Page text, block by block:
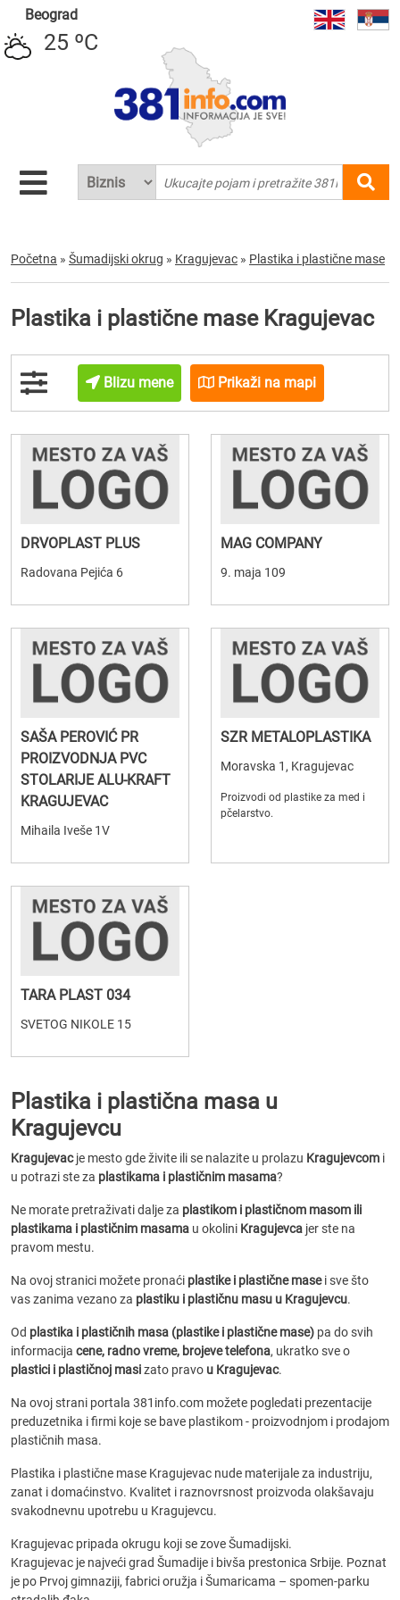
Beograd
25 ºC
Početna » Šumadijski okrug » Kragujevac » Plastika i plastične mase
Plastika i plastične mase Kragujevac
Blizu mene Prikaži na mapi
DRVOPLAST PLUS
Radovana Pejića 6
MAG COMPANY
9. maja 109
SAŠA PEROVIĆ PR
PROIZVODNJA PVC
STOLARIJE ALU-KRAFT
KRAGUJEVAC
Mihaila Iveše 1V
SZR METALOPLASTIKA
Moravska 1, Kragujevac
Proizvodi od plastike za med i
pčelarstvo.
TARA PLAST 034
SVETOG NIKOLE 15
Plastika i plastična masa u
Kragujevcu
Kragujevacje mesto gde živite ili se nalazite u prolazu Kragujevcom i
u potrazi ste za plastikama i plastičnim masama?
Ne morate pretraživati dalje za plastikom i plastičnom masom ili
plastikama i plastičnim masama u okolini Kragujevca jer ste na
pravom mestu.
Na ovoj stranici možete pronaći plastike i plastične masei sve što
vas zanima vezano za plastiku i plastičnu masu u Kragujevcu.
Od plastika i plastičnih masa (plastike i plastične mase) pa do svih
informacija cene, radno vreme, brojeve telefona, ukratko sve o
plastici i plastičnoj masizato pravo u Kragujevac.
Na ovoj strani portala 381info.com možete pogledati prezentacije
preduzetnika i firmi koje se bave plastikom - proizvodnjom i prodajom
plastičnih masa.
Plastika i plastične mase Kragujevac nude materijale za industriju,
zanat i domaćinstvo. Kvalitet i raznovrsnost proizvoda olakšavaju
svakodnevnu upotrebu u Kragujevcu.
Kragujevac pripada okrugu koji se zove Šumadijski.
Kragujevac je najveći grad Šumadije i bivša prestonica Srbije. Poznat
je po Prvoj gimnaziji, fabrici oružja i Šumaricama – spomen-parku